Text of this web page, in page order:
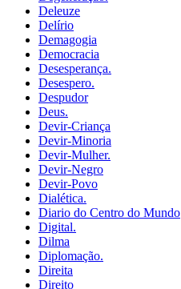
Deleuze
Delírio
Demagogia
Democracia
Desesperança.
Desespero.
Despudor
Deus.
Devir-Criança
Devir-Minoria
Devir-Mulher.
Devir-Negro
Devir-Povo
Dialética.
Diario do Centro do Mundo
Digital.
Dilma
Diplomação.
Direita
Direito